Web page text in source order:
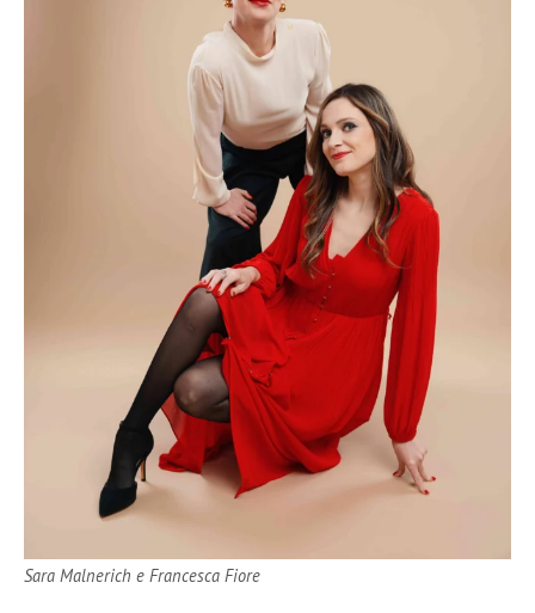
Sara Malnerich e Francesca Fiore